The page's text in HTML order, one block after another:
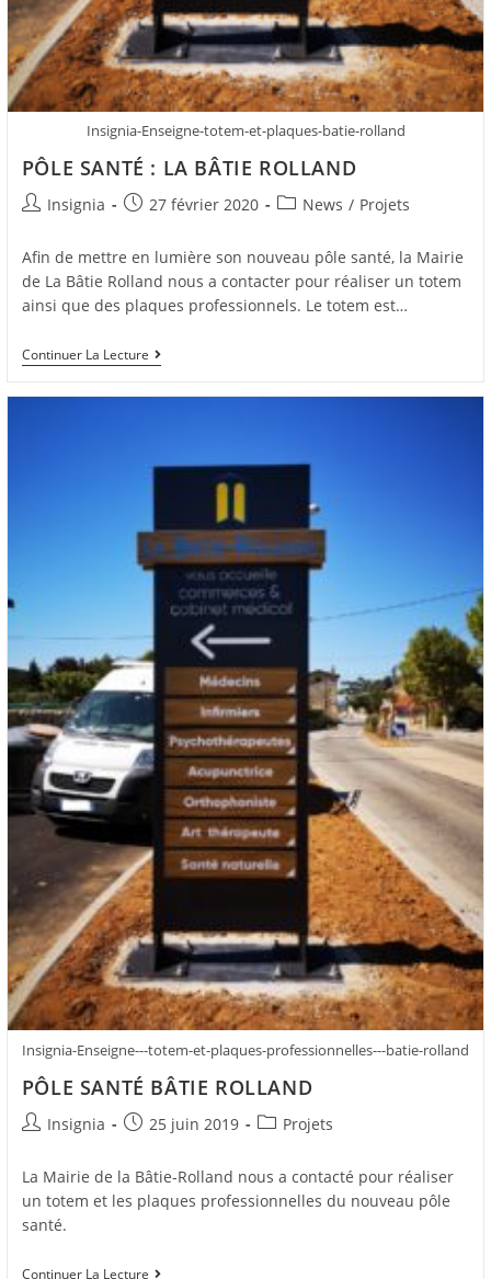
Insignia-Enseigne-totem-et-plaques-batie-rolland
PÔLE SANTÉ : LA BÂTIE ROLLAND
Insignia 27 février 2020 News / Projets
Afin de mettre en lumière son nouveau pôle santé, la Mairie
de La Bâtie Rolland nous a contacter pour réaliser un totem
ainsi que des plaques professionnels. Le totem est…
Continuer La Lecture
Insignia-Enseigne---totem-et-plaques-professionnelles---batie-rolland
PÔLE SANTÉ BÂTIE ROLLAND
Insignia 25 juin 2019 Projets
La Mairie de la Bâtie-Rolland nous a contacté pour réaliser
un totem et les plaques professionnelles du nouveau pôle
santé.
Continuer La Lecture